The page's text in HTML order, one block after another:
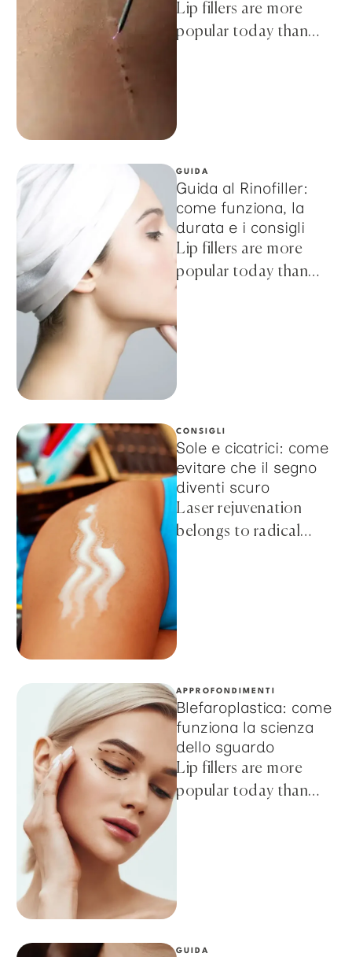
Lip fillers are more
popular today than
affordable …
GUIDA
Guida al Rinofiller:
come funziona, la
durata e i consigli
Lip fillers are more
popular today than
the ease of the
procedure and
CONSIGLI
Sole e cicatrici: come
evitare che il segno
diventi scuro
Laser rejuvenation
belongs to radical
scalpel. …
APPROFONDIMENTI
Blefaroplastica: come
funziona la scienza
dello sguardo
Lip fillers are more
popular today than
GUIDA